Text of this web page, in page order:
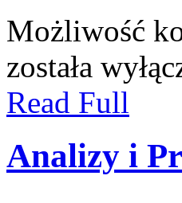
Możliwość
została
Read Full
Analizy i